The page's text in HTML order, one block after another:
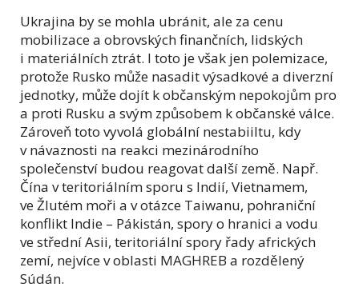
Ukrajina by se mohla ubránit, ale za cenu
mobilizace a obrovských finančních, lidských
i materiálních ztrát. I toto je však jen polemizace,
protože Rusko může nasadit výsadkové a diverzní
jednotky, může dojít k občanským nepokojům pro
a proti Rusku a svým způsobem k občanské válce.
Zároveň toto vyvolá globální nestabiiltu, kdy
v návaznosti na reakci mezinárodního
společenství budou reagovat další země. Např.
Čína v teritoriálním sporu s Indií, Vietnamem,
ve Žlutém moři a v otázce Taiwanu, pohraniční
konflikt Indie – Pákistán, spory o hranici a vodu
ve střední Asii, teritoriální spory řady afrických
zemí, nejvíce v oblasti MAGHREB a rozdělený
Súdán.